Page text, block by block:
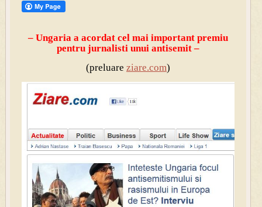
– Ungaria a acordat cel mai important premiu
pentru jurnalisti unui antisemit –
(preluare ziare.com)